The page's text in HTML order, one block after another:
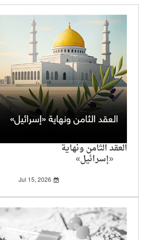
العقد الثامن ونهاية
«إسرائيل»
Jul 15, 2026